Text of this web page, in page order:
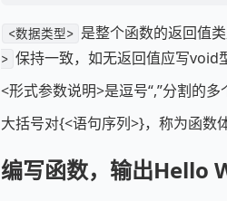
<数据类型> 是整个函数的返回值类
> 保持一致，如无返回值应写void
<形式参数说明>是逗号“,”分割的
大括号对{<语句序列>}，称为函数
编写函数，输出Hello